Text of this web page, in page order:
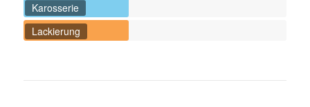
Karosserie
Lackierung